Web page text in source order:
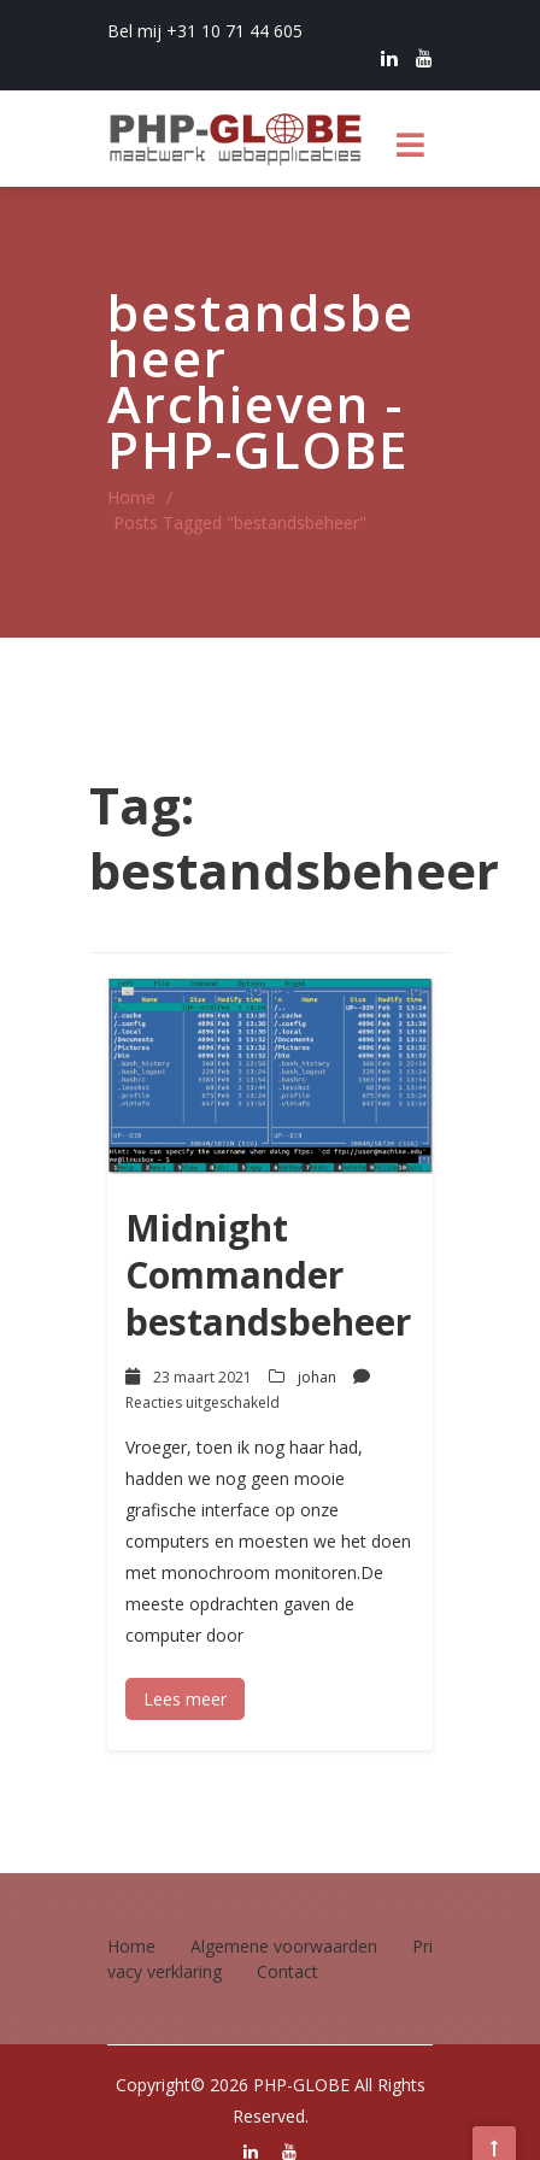
Bel mij +31 10 71 44 605
bestandsbe
heer
Archieven -
PHP-GLOBE
Home /
Posts Tagged "bestandsbeheer"
Tag:
bestandsbeheer
Midnight
Commander
bestandsbeheer
23 maart 2021
johan
Reacties uitgeschakeld
Commander
bestandsbeheer
Vroeger, toen ik nog haar had,
hadden we nog geen mooie
grafische interface op onze
computers en moesten we het doen
met monochroom monitoren.De
meeste opdrachten gaven de
computer door
Lees meer
Home Algemene voorwaarden
Pri
vacy verklaring
Contact
Copyright© 2026 PHP-GLOBE All Rights
Reserved.